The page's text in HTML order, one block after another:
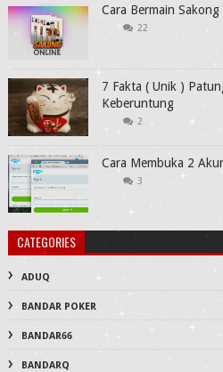
Cara Bermain Sakong
22
7 Fakta ( Unik )
Keberuntung
2
Cara Membuka 2
3
CATEGORIES
ADUQ
BANDAR POKER
BANDAR66
BANDARQ